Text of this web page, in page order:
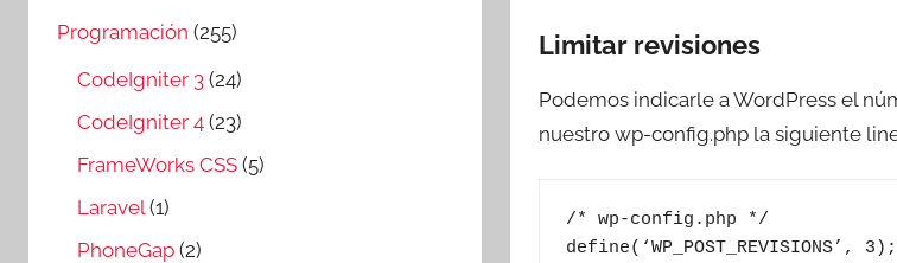
Limitar revisiones
Podemos indicarle a WordPress el
nuestro wp-config.php la siguiente
/* wp-config.php */
define(‘WP_POST_REVISIONS’, 3);
Programación (255)
CodeIgniter 3 (24)
CodeIgniter 4 (23)
FrameWorks CSS (5)
Laravel (1)
PhoneGap (2)